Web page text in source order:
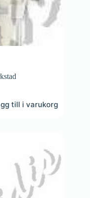
till i varukorg